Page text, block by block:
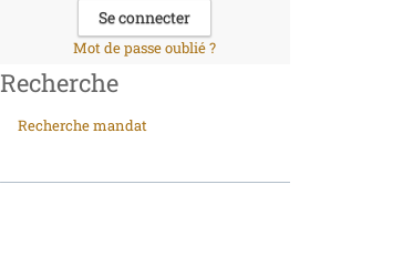
Mot de passe oublié ?
Recherche
Recherche mandat